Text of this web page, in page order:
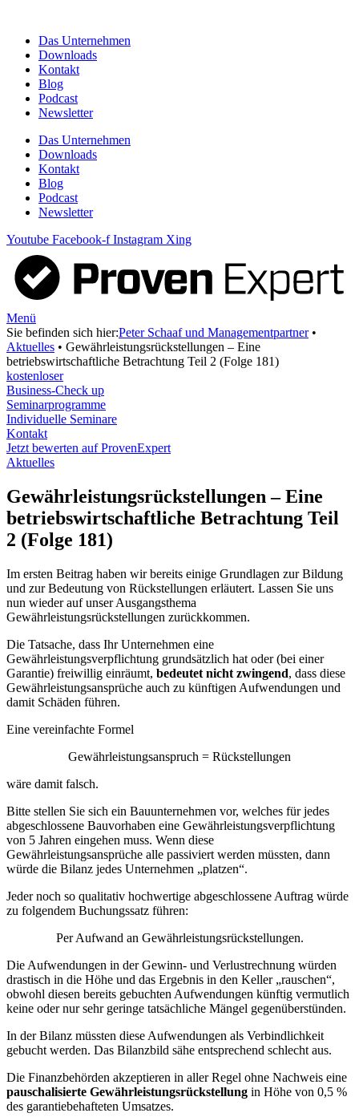
springenDas Unternehmen
Downloads
Kontakt
Blog
Podcast
Newsletter
Das Unternehmen
Downloads
Kontakt
Blog
Podcast
Newsletter
Youtube Facebook-f Instagram Xing
Menü
Sie befinden sich hier:Peter Schaaf und Managementpartner•
Aktuelles • Gewährleistungsrückstellungen – Eine
betriebswirtschaftliche Betrachtung Teil 2 (Folge 181)
kostenloser
Business-Check up
Seminarprogramme
Individuelle Seminare
Kontakt
Jetzt bewerten auf ProvenExpert
Aktuelles
Gewährleistungsrückstellungen – Eine
betriebswirtschaftliche Betrachtung Teil
2 (Folge 181)
Im ersten Beitrag haben wir bereits einige Grundlagen zur Bildung
und zur Bedeutung von Rückstellungen erläutert. Lassen Sie uns
nun wieder auf unser Ausgangsthema
Gewährleistungsrückstellungen zurückkommen.
Die Tatsache, dass Ihr Unternehmen eine
Gewährleistungsverpflichtung grundsätzlich hat oder (bei einer
Garantie) freiwillig einräumt, bedeutet nicht zwingend, dass diese
Gewährleistungsansprüche auch zu künftigen Aufwendungen und
damit Schäden führen.
Eine vereinfachte Formel
Gewährleistungsanspruch = Rückstellungen
wäre damit falsch.
Bitte stellen Sie sich ein Bauunternehmen vor, welches für jedes
abgeschlossene Bauvorhaben eine Gewährleistungsverpflichtung
von 5 Jahren eingehen muss. Wenn diese
Gewährleistungsansprüche alle passiviert werden müssten, dann
würde die Bilanz jedes Unternehmen „platzen“.
Jeder noch so qualitativ hochwertige abgeschlossene Auftrag würde
zu folgendem Buchungssatz führen:
Per Aufwand an Gewährleistungsrückstellungen.
Die Aufwendungen in der Gewinn- und Verlustrechnung würden
drastisch in die Höhe und das Ergebnis in den Keller „rauschen“,
obwohl diesen bereits gebuchten Aufwendungen künftig vermutlich
keine oder nur sehr geringe tatsächliche Mängel gegenüberstünden.
In der Bilanz müssten diese Aufwendungen als Verbindlichkeit
gebucht werden. Das Bilanzbild sähe entsprechend schlecht aus.
Die Finanzbehörden akzeptieren in aller Regel ohne Nachweis eine
pauschalisierte Gewährleistungsrückstellung in Höhe von 0,5 %
des garantiebehafteten Umsatzes.